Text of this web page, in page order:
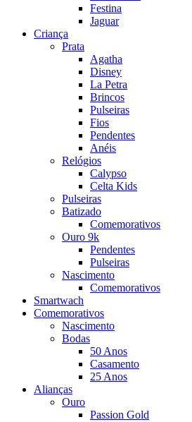
Festina
Jaguar
Criança
Prata
Agatha
Disney
La Petra
Brincos
Pulseiras
Fios
Pendentes
Anéis
Relógios
Calypso
Celta Kids
Pulseiras
Batizado
Comemorativos
Ouro 9k
Pendentes
Pulseiras
Nascimento
Comemorativos
Smartwach
Comemorativos
Nascimento
Bodas
50 Anos
Casamento
25 Anos
Alianças
Ouro
Passion Gold